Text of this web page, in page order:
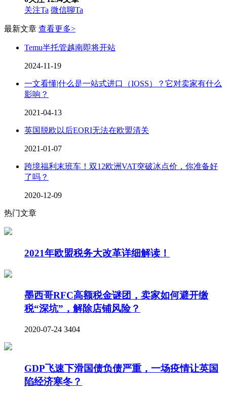
关注Ta 微信聊Ta
最新文章 查看更多>
Temu半托管越南即将开站
2024-11-19
一文看懂|什么是一站式进口（IOSS）？它对卖家有什么
影响？
2021-04-13
英国脱欧以后EORI无法在欧盟清关
2021-01-07
跨境福利末班车！双12欧洲VAT突破冰点价，你准备好
了吗？
2020-12-09
热门文章
2021年欧盟税务大改革详细解读！
墨西哥RFC高额税金谜团，卖家如何避开缴
税“深坑”，解除店铺风险？
2020-07-24 3404
GDP飞速下滑国债负债严重，一场疫情让英国
陷经济寒冬？